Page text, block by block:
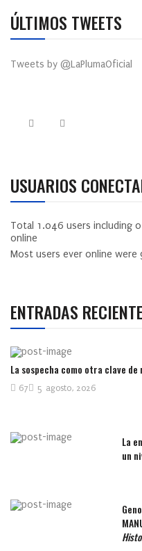
ÚLTIMOS TWEETS
Tweets by @LaPlumaOficial
USUARIOS
Total 1.046 users including 0
online
Most users ever online were
ENTRADAS
La sospecha como otra clave
5 agosto, 2026
67
La
un